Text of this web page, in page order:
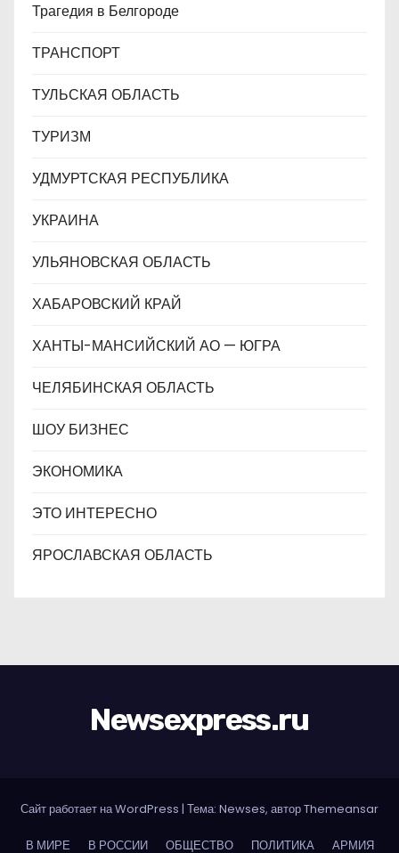
Трагедия в Белгороде
ТРАНСПОРТ
ТУЛЬСКАЯ ОБЛАСТЬ
ТУРИЗМ
УДМУРТСКАЯ РЕСПУБЛИКА
УКРАИНА
УЛЬЯНОВСКАЯ ОБЛАСТЬ
ХАБАРОВСКИЙ КРАЙ
ХАНТЫ-МАНСИЙСКИЙ АО — ЮГРА
ЧЕЛЯБИНСКАЯ ОБЛАСТЬ
ШОУ БИЗНЕС
ЭКОНОМИКА
ЭТО ИНТЕРЕСНО
ЯРОСЛАВСКАЯ ОБЛАСТЬ
Newsexpress.ru
Сайт работает на WordPress | Тема: Newses, авторThemeansar
В МИРЕ В РОССИИ ОБЩЕСТВО ПОЛИТИКА АРМИЯ